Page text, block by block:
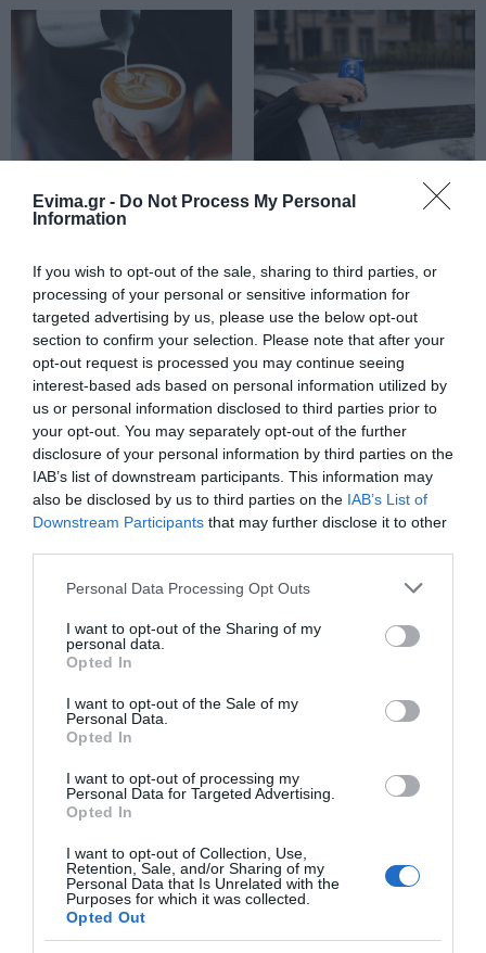
Evima.gr - Do Not Process My Personal
Information
If you wish to opt-out of the sale, sharing to third parties, or
processing of your personal or sensitive information for
targeted advertising by us, please use the below opt-out
section to confirm your selection. Please note that after your
opt-out request is processed you may continue seeing
interest-based ads based on personal information utilized by
us or personal information disclosed to third parties prior to
your opt-out. You may separately opt-out of the further
disclosure of your personal information by third parties on the
IAB’s list of downstream participants. This information may
also be disclosed by us to third parties on the IAB’s List of
Downstream Participants that may further disclose it to other
Please note that this website/app uses one or more Google
not limited to your visit or usage behaviour. You may click to
grant or deny consent to Google and its third-party tags to
use your data for below specified purposes in below Google
consent section.
Personal Data Processing Opt Outs
I want to opt-out of the Sharing of my
personal data.
Opted In
I want to opt-out of the Sale of my
Personal Data.
Opted In
I want to opt-out of processing my
Personal Data for Targeted Advertising.
Opted In
I want to opt-out of Collection, Use,
Retention, Sale, and/or Sharing of my
Personal Data that Is Unrelated with the
Purposes for which it was collected.
Opted Out
Καφές: Τα οφέλη της μέτριας
κατανάλωσης σύμφωνα με ειδικό
στο μικροβίωμα του εντέρου
06.08.2026 | 21:00
«Ανάσα» για τους αγρότες στην
έργο
06.08.2026 | 20:40
Ο λόγος που τηγανίζουμε ψάρια
του Σωτήρος – Πως θα κάνετε το
τέλειο μαγείρεμα
06.08.2026 | 20:20
Θρήνος στην Εύβοια: Έφυγε από
τη ζωή ο 37χρονος που είχε
τροχαίο με αγριογούρουνο
06.08.2026 | 20:20
Νέο σοβαρό τροχαίο στην Εύβοια:
Τούμπαρε αυτοκίνητο
Αταμάν – Βίντεο από τη Σύμη
06.08.2026 | 19:40
Φωτιά στη Σκύρο: Συνεχίζει να
καίει στο Νησί, συγκλονιστική
βίντεο
06.08.2026 | 19:40
Ξεκινάει τεράστιο έργο αξίας
2.425.000€ στην Εύβοια – Δείτε
06.08.2026 | 19:20
Καφές: Τα οφέλη της
μέτριας κατανάλωσης
σύμφωνα με ειδικό στο
εντέρου
Έπαθε ηλεκτροπληξία
ενώ έκλεβε καλώδια –
Προφυλακίστηκε ο
44χρονος για τη φωτιά
στη Κεφαλονιά
Έρχεται ισχυρό κύμα
ζέστης: Πότε η
θερμοκρασία θα
Προφυλακιστέος ο
Αφγανός για τη
δολοφονία της
Βρετανίδας –
Συγκλονιστική
κατάθεση της συζύγου
του 28χρονου
γιορτάζουν σήμερα,
Πέμπτη 6 Αυγούστου